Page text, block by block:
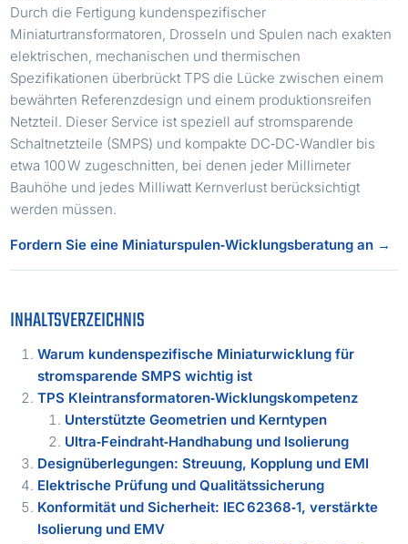
Durch die Fertigung kundenspezifischer
Miniaturtransformatoren, Drosseln und Spulen nach exakten
elektrischen, mechanischen und thermischen
Spezifikationen überbrückt TPS die Lücke zwischen einem
bewährten Referenzdesign und einem produktionsreifen
Netzteil. Dieser Service ist speziell auf stromsparende
Schaltnetzteile (SMPS) und kompakte DC‑DC‑Wandler bis
etwa 100 W zugeschnitten, bei denen jeder Millimeter
Bauhöhe und jedes Milliwatt Kernverlust berücksichtigt
werden müssen.
Fordern Sie eine Miniaturspulen‑Wicklungsberatung an →
INHALTSVERZEICHNIS
Warum kundenspezifische Miniaturwicklung für
stromsparende SMPS wichtig ist
TPS Kleintransformatoren‑Wicklungskompetenz
Unterstützte Geometrien und Kerntypen
Ultra‑Feindraht‑Handhabung und Isolierung
Designüberlegungen: Streuung, Kopplung und EMI
Elektrische Prüfung und Qualitätssicherung
Konformität und Sicherheit: IEC 62368‑1, verstärkte
Isolierung und EMV